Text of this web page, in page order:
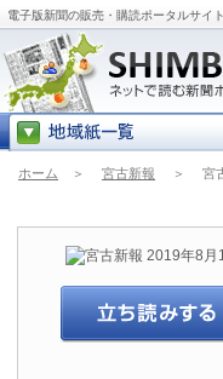
電子版新聞の販売・購読ポータルサイ
ホーム ＞ 宮古新報 ＞ 宮